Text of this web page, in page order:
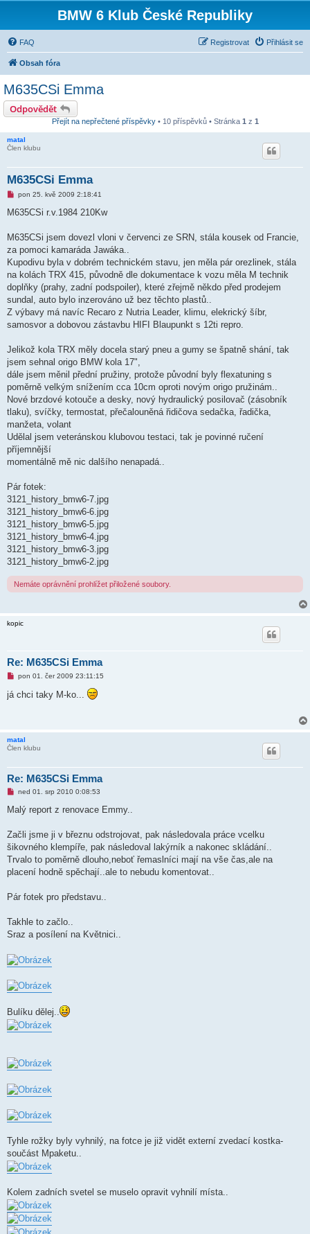
BMW 6 Klub České Republiky
FAQ Přihlásit se
Registrovat
Obsah fóra
M635CSi Emma
Odpovědět
Přejít na nepřečtené příspěvky• 10 příspěvků • Stránka 1 z 1
matal
Člen klubu
M635CSi Emma
N
v
ř
s
p
ě
v
e
k
pon 25. kvě 2009 2:18:41
M635CSi r.v.1984 210Kw
M635CSi jsem dovezl vloni v červenci ze SRN, stála kousek od Francie,
za pomoci kamaráda Jawáka..
Kupodivu byla v dobrém technickém stavu, jen měla pár orezlinek, stála
na kolách TRX 415, původně dle dokumentace k vozu měla M technik
doplňky (prahy, zadní podspoiler), které zřejmě někdo před prodejem
sundal, auto bylo inzerováno už bez těchto plastů..
Z výbavy má navíc Recaro z Nutria Leader, klimu, elekrický šíbr,
samosvor a dobovou zástavbu HIFI Blaupunkt s 12ti repro.
Jelikož kola TRX měly docela starý pneu a gumy se špatně shání, tak
jsem sehnal origo BMW kola 17",
dále jsem měnil přední pružiny, protože původní byly flexatuning s
poměrně velkým snížením cca 10cm oproti novým origo pružinám..
Nové brzdové kotouče a desky, nový hydraulický posilovač (zásobník
tlaku), svíčky, termostat, přečalouněná řidičova sedačka, řadička,
manžeta, volant
Udělal jsem veteránskou klubovou testaci, tak je povinné ručení
příjemnější
momentálně mě nic dalšího nenapadá..
Pár fotek:
3121_history_bmw6-7.jpg
3121_history_bmw6-6.jpg
3121_history_bmw6-5.jpg
3121_history_bmw6-4.jpg
3121_history_bmw6-3.jpg
3121_history_bmw6-2.jpg
Nemáte oprávnění prohlížet přiložené soubory.
kopic
Re: M635CSi Emma
N
v
ý
s
p
ě
e
pon 01. čer 2009 23:11:15
já chci taky M-ko...
matal
Člen klubu
Re: M635CSi Emma
N
v
ř
s
p
v
ned 01. srp 2010 0:08:53
Malý report z renovace Emmy..
Začli jsme ji v březnu odstrojovat, pak následovala práce vcelku
šikovného klempíře, pak následoval lakýrník a nakonec skládání..
Trvalo to poměrně dlouho,neboť řemaslníci mají na vše čas,ale na
placení hodně spěchají..ale to nebudu komentovat..
Pár fotek pro představu..
Takhle to začlo..
Sraz a posílení na Květnici..
Bulíku dělej..
Tyhle rožky byly vyhnilý, na fotce je již vidět externí zvedací kostka-
součást Mpaketu..
Kolem zadních svetel se muselo opravit vyhnilí místa..